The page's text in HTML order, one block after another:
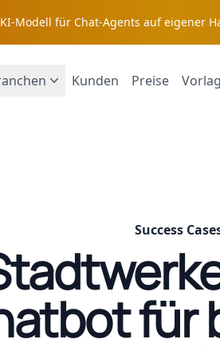
Modell für Chat-Agents auf eigener
Kunden Preise
Success
für